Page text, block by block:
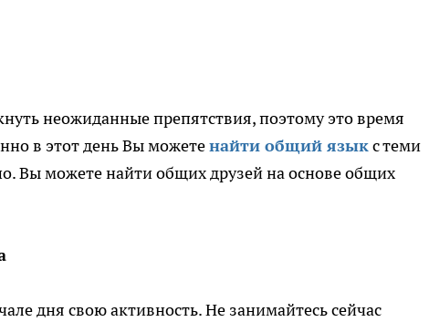
неожиданные препятствия, поэтому это время
в этот день Вы можетенайти общий языкс теми
Вы можете найти общих друзей на основе общих
дня свою активность. Не занимайтесь сейчас